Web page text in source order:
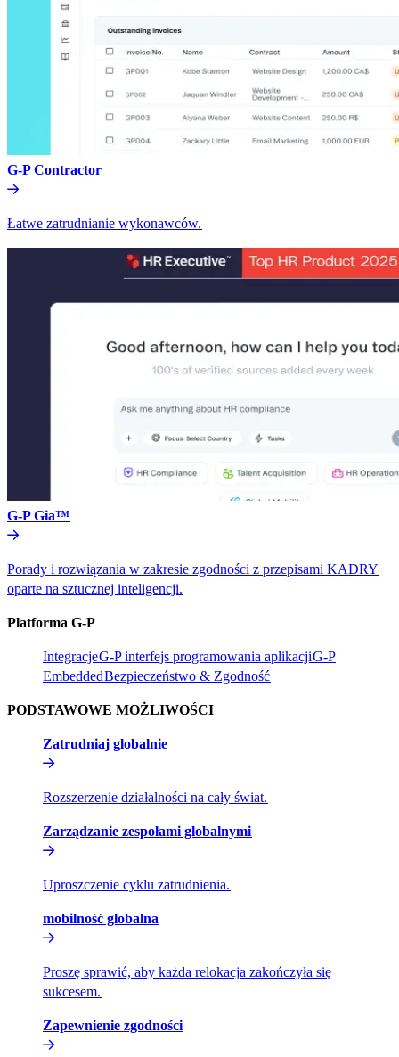
G-P Contractor​​
Łatwe zatrudnianie wykonawców.​​
G-P Gia™​​
Porady i rozwiązania w zakresie zgodności z przepisami KADRY
oparte na sztucznej inteligencji.​​
Platforma G-P​​
Integracje​​G-P interfejs programowania aplikacji​​G-P
Embedded​​Bezpieczeństwo & Zgodność​​
PODSTAWOWE MOŻLIWOŚCI​​
Zatrudniaj globalnie​​
Rozszerzenie działalności na cały świat.​​
Zarządzanie zespołami globalnymi​​
Uproszczenie cyklu zatrudnienia.​​
mobilność globalna​​
Proszę sprawić, aby każda relokacja zakończyła się
sukcesem.​​
Zapewnienie zgodności​​